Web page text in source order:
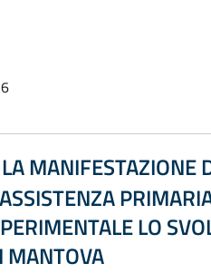
MANIFESTAZIONE
LO
MANTOVA